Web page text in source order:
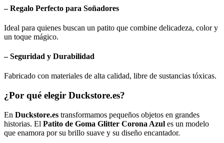
– Regalo Perfecto para Soñadores
Ideal para quienes buscan un patito que combine delicadeza, color y
un toque mágico.
– Seguridad y Durabilidad
Fabricado con materiales de alta calidad, libre de sustancias tóxicas.
¿Por qué elegir Duckstore.es?
En Duckstore.es transformamos pequeños objetos en grandes
historias. El Patito de Goma Glitter Corona Azul es un modelo
que enamora por su brillo suave y su diseño encantador.